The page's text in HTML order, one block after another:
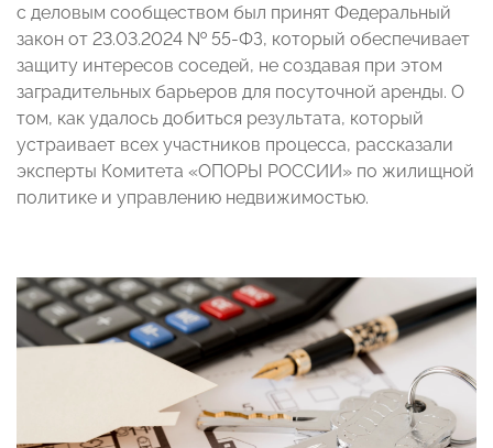
с деловым сообществом был принят Федеральный
закон от 23.03.2024 № 55-ФЗ, который обеспечивает
защиту интересов соседей, не создавая при этом
заградительных барьеров для посуточной аренды. О
том, как удалось добиться результата, который
устраивает всех участников процесса, рассказали
эксперты Комитета «ОПОРЫ РОССИИ» по жилищной
политике и управлению недвижимостью.